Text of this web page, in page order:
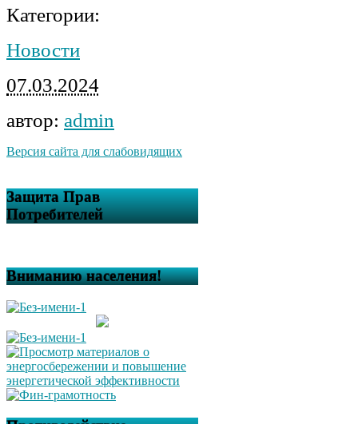
Категории:
Новости
07.03.2024
автор: admin
Версия сайта для слабовидящих
Защита Прав
Потребителей
Вниманию населения!